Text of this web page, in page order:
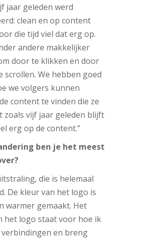
jaar geleden werd
clean en op content
die tijd viel dat erg op.
andere makkelijker
door te klikken en door
scrollen. We hebben goed
we volgers kunnen
content te vinden die ze
zoals vijf jaar geleden blijft
erg op de content.”
ben je het meest
die is helemaal
De kleur van het logo is
warmer gemaakt. Het
het logo staat voor hoe ik
en breng